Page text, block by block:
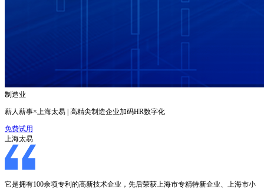
制造业
薪人薪事×上海太易 | 高精尖制造企业加码HR数字化
免费试用
上海太易
它是拥有100余项专利的高新技术企业，先后荣获上海市专精特新企业、上海市小